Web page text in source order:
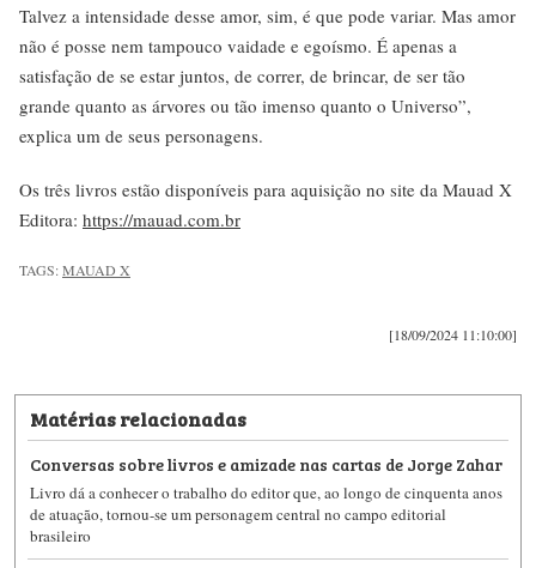
Talvez a intensidade desse amor, sim, é que pode variar. Mas amor
não é posse nem tampouco vaidade e egoísmo. É apenas a
satisfação de se estar juntos, de correr, de brincar, de ser tão
grande quanto as árvores ou tão imenso quanto o Universo”,
explica um de seus personagens.
Os três livros estão disponíveis para aquisição no site da Mauad X
Editora: https://mauad.com.br
TAGS:MAUAD X
[18/09/2024 11:10:00]
Matérias relacionadas
Conversas sobre livros e amizade nas cartas de Jorge Zahar
Livro dá a conhecer o trabalho do editor que, ao longo de cinquenta anos
de atuação, tornou-se um personagem central no campo editorial
brasileiro